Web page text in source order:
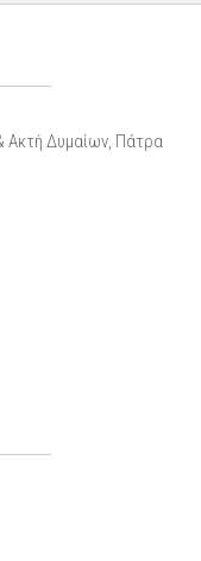
Ακτή Δυμαίων, Πάτρα